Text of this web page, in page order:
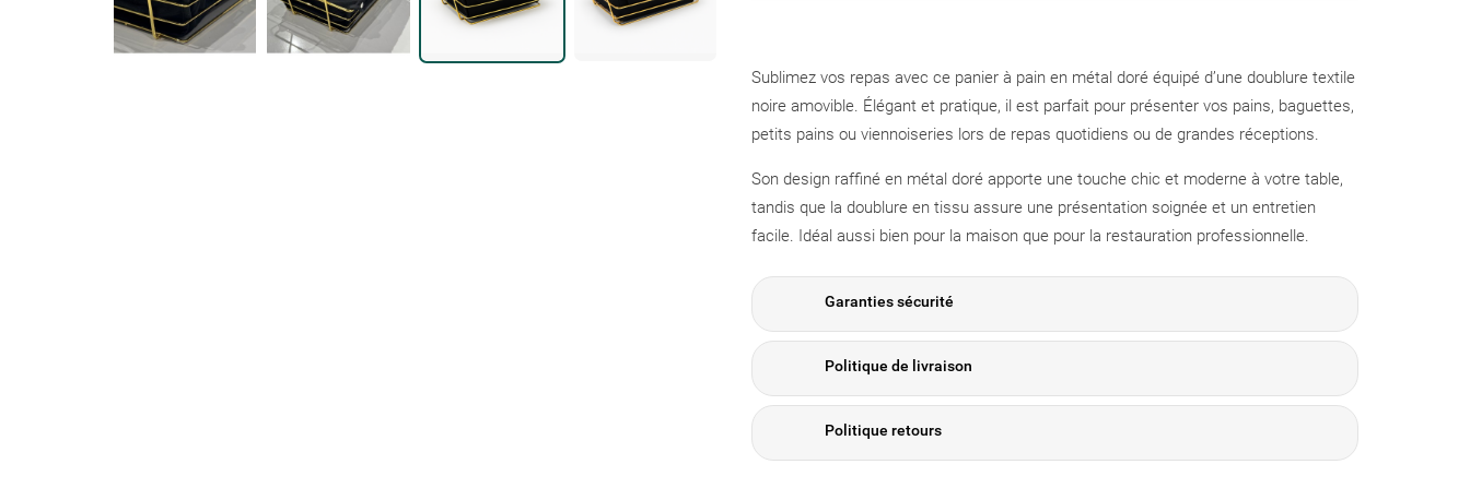
Sublimez vos repas avec ce panier à pain en métal doré équipé d’une doublure textile
noire amovible. Élégant et pratique, il est parfait pour présenter vos pains, baguettes,
petits pains ou viennoiseries lors de repas quotidiens ou de grandes réceptions.
Son design raffiné en métal doré apporte une touche chic et moderne à votre table,
tandis que la doublure en tissu assure une présentation soignée et un entretien
facile. Idéal aussi bien pour la maison que pour la restauration professionnelle.
Garanties sécurité
Politique de livraison
Politique retours